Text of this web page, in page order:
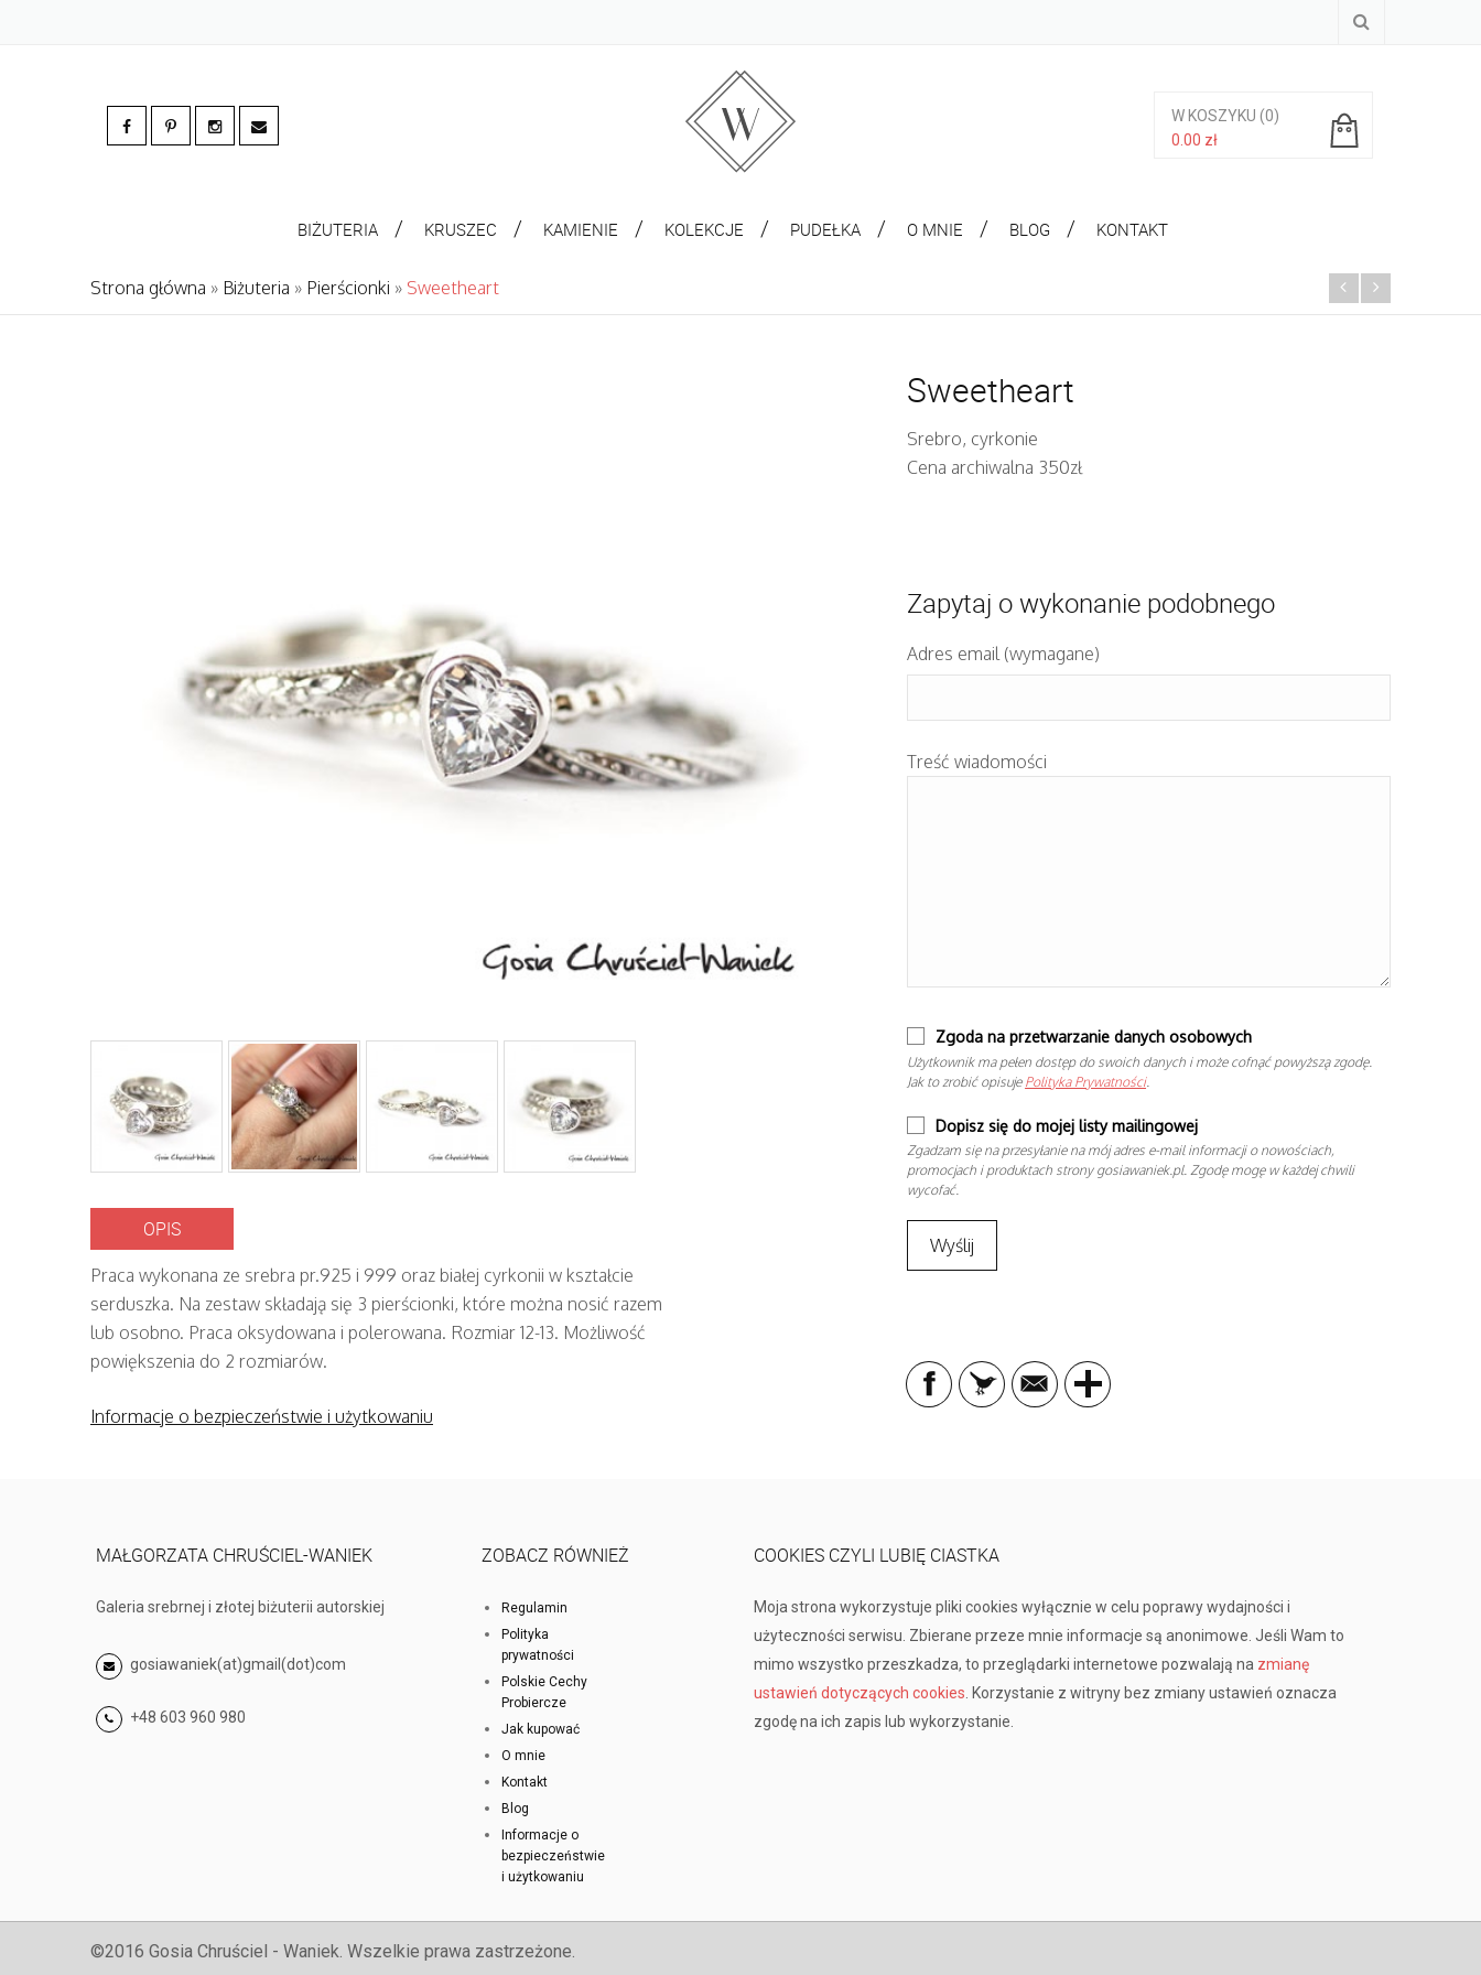
W KOSZYKU (0)
0.00 zł
BIŻUTERIA KRUSZEC KAMIENIE KOLEKCJE PUDEŁKA O MNIE BLOG KONTAKT
Strona główna » Biżuteria » Pierścionki » Sweetheart
OPIS
Praca wykonana ze srebra pr.925 i 999 oraz białej cyrkonii w kształcie
serduszka. Na zestaw składają się 3 pierścionki, które można nosić razem
lub osobno. Praca oksydowana i polerowana. Rozmiar 12-13. Możliwość
powiększenia do 2 rozmiarów.
Informacje o bezpieczeństwie i użytkowaniu
Sweetheart
Srebro, cyrkonie
Cena archiwalna 350zł
Zapytaj o wykonanie podobnego
Adres email (wymagane)
Treść wiadomości
Zgoda na przetwarzanie danych osobowych
Użytkownik ma pełen dostęp do swoich danych i może cofnąć powyższą zgodę.
Jak to zrobić opisuje Polityka Prywatności.
Dopisz się do mojej listy mailingowej
Zgadzam się na przesyłanie na mój adres e-mail informacji o nowościach,
promocjach i produktach strony gosiawaniek.pl. Zgodę mogę w każdej chwili
wycofać.
MAŁGORZATA CHRUŚCIEL-WANIEK
Galeria srebrnej i złotej biżuterii autorskiej
gosiawaniek(at)gmail(dot)com
+48 603 960 980
ZOBACZ RÓWNIEŻ
Regulamin
Polityka
prywatności
Polskie Cechy
Probiercze
Jak kupować
O mnie
Kontakt
Blog
Informacje o
bezpieczeństwie
i użytkowaniu
COOKIES CZYLI LUBIĘ CIASTKA
Moja strona wykorzystuje pliki cookies wyłącznie w celu poprawy wydajności i
użyteczności serwisu. Zbierane przeze mnie informacje są anonimowe. Jeśli Wam to
mimo wszystko przeszkadza, to przeglądarki internetowe pozwalają na zmianę
ustawień dotyczących cookies . Korzystanie z witryny bez zmiany ustawień oznacza
zgodę na ich zapis lub wykorzystanie.
©2016 Gosia Chruściel - Waniek. Wszelkie prawa zastrzeżone.